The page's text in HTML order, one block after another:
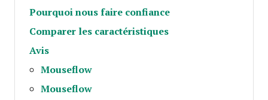
Pourquoi nous faire confiance
Comparer les caractéristiques
Avis
Mouseflow
Mouseflow